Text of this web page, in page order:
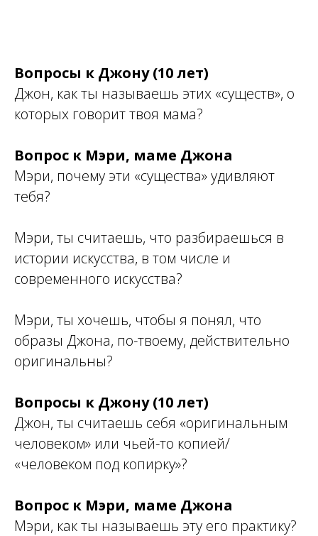
Вопросы к Джону (10 лет)
Джон, как ты называешь этих «существ», о
которых говорит твоя мама?
Вопрос к Мэри, маме Джона
Мэри, почему эти «существа» удивляют
тебя?
Мэри, ты считаешь, что разбираешься в
истории искусства, в том числе и
современного искусства?
Мэри, ты хочешь, чтобы я понял, что
образы Джона, по-твоему, действительно
оригинальны?
Вопросы к Джону (10 лет)
Джон, ты считаешь себя «оригинальным
человеком» или чьей-то копией/
«человеком под копирку»?
Вопрос к Мэри, маме Джона
Мэри, как ты называешь эту его практику?